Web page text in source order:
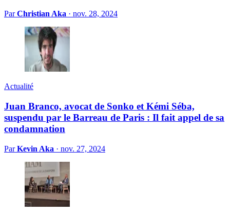
ParChristian Aka · nov. 28, 2024
Actualité
Juan Branco, avocat de Sonko et Kémi Séba,
suspendu par le Barreau de Paris : Il fait appel de sa
condamnation
ParKevin Aka · nov. 27, 2024